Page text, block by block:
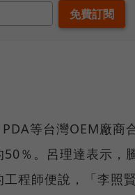
等台灣OEM廠商
％。呂理達表示，
程師便說，「李照